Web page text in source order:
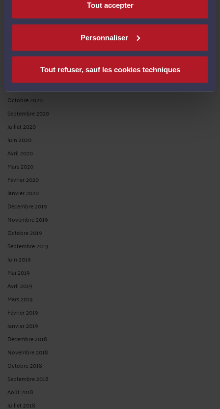
Tout accepter
Personnaliser
Tout refuser, sauf les cookies techniques
Mai 2021
Janvier 2021
Décembre 2020
Novembre 2020
Octobre 2020
Septembre 2020
Juillet 2020
Juin 2020
Avril 2020
Mars 2020
Février 2020
Janvier 2020
Décembre 2019
Novembre 2019
Octobre 2019
Septembre 2019
Juin 2019
Mai 2019
Avril 2019
Mars 2019
Février 2019
Janvier 2019
Décembre 2018
Novembre 2018
Octobre 2018
Septembre 2018
Août 2018
Juillet 2018